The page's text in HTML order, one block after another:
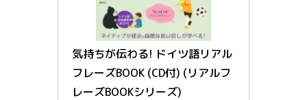
気持ちが伝わる! ドイツ語リアル
フレーズBOOK (CD付) (リアルフ
レーズBOOKシリーズ)